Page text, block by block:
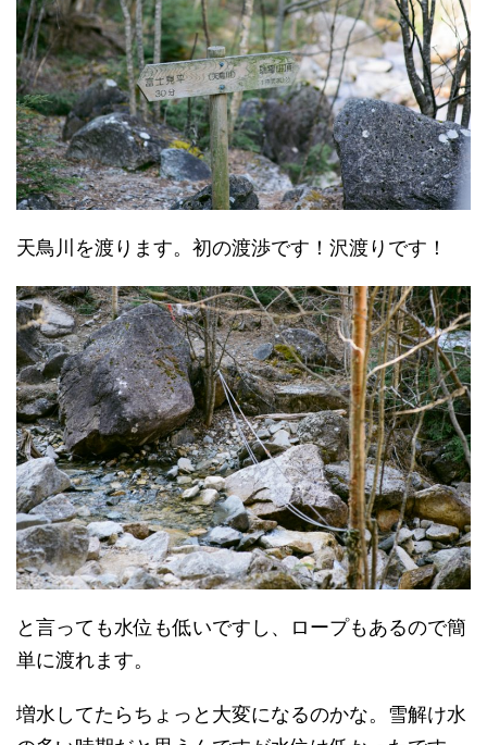
天鳥川を渡ります。初の渡渉です！沢渡りです！
と言っても水位も低いですし、ロープもあるので簡
単に渡れます。
増水してたらちょっと大変になるのかな。雪解け水